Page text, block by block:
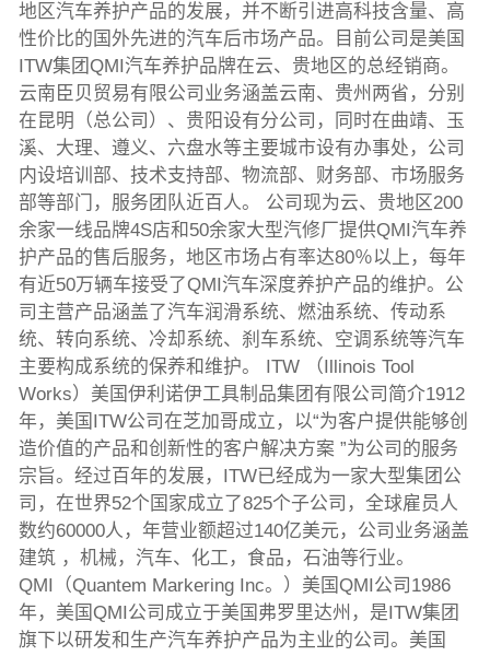
地区汽车养护产品的发展，并不断引进高科技含量、高
性价比的国外先进的汽车后市场产品。目前公司是美国
ITW集团QMI汽车养护品牌在云、贵地区的总经销商。
云南臣贝贸易有限公司业务涵盖云南、贵州两省，分别
在昆明（总公司）、贵阳设有分公司，同时在曲靖、玉
溪、大理、遵义、六盘水等主要城市设有办事处，公司
内设培训部、技术支持部、物流部、财务部、市场服务
部等部门，服务团队近百人。 公司现为云、贵地区200
余家一线品牌4S店和50余家大型汽修厂提供QMI汽车养
护产品的售后服务，地区市场占有率达80％以上，每年
有近50万辆车接受了QMI汽车深度养护产品的维护。公
司主营产品涵盖了汽车润滑系统、燃油系统、传动系
统、转向系统、冷却系统、刹车系统、空调系统等汽车
主要构成系统的保养和维护。 ITW （Illinois Tool
Works）美国伊利诺伊工具制品集团有限公司简介1912
年，美国ITW公司在芝加哥成立，以“为客户提供能够创
造价值的产品和创新性的客户解决方案 ”为公司的服务
宗旨。经过百年的发展，ITW已经成为一家大型集团公
司，在世界52个国家成立了825个子公司，全球雇员人
数约60000人，年营业额超过140亿美元，公司业务涵盖
建筑 ，机械，汽车、化工，食品，石油等行业。
QMI（Quantem Markering Inc。）美国QMI公司1986
年，美国QMI公司成立于美国弗罗里达州，是ITW集团
旗下以研发和生产汽车养护产品为主业的公司。美国